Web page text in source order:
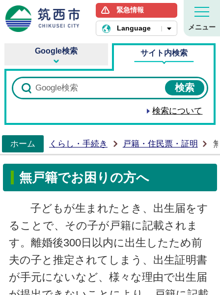
筑西市ホームページ
緊急情報
Language メニュー
Google検索 サイト内検索
検索について
ホーム
くらし・手続き 戸籍・住民票・証明
無戸籍でお困りの方へ
子どもが生まれたとき、出生届をす
ることで、その子が戸籍に記載されま
す。 離婚後300日以内に出生したため前
夫の子と推定されてしまう、出生証明書
が手元にないなど、 様々な理由で出生届